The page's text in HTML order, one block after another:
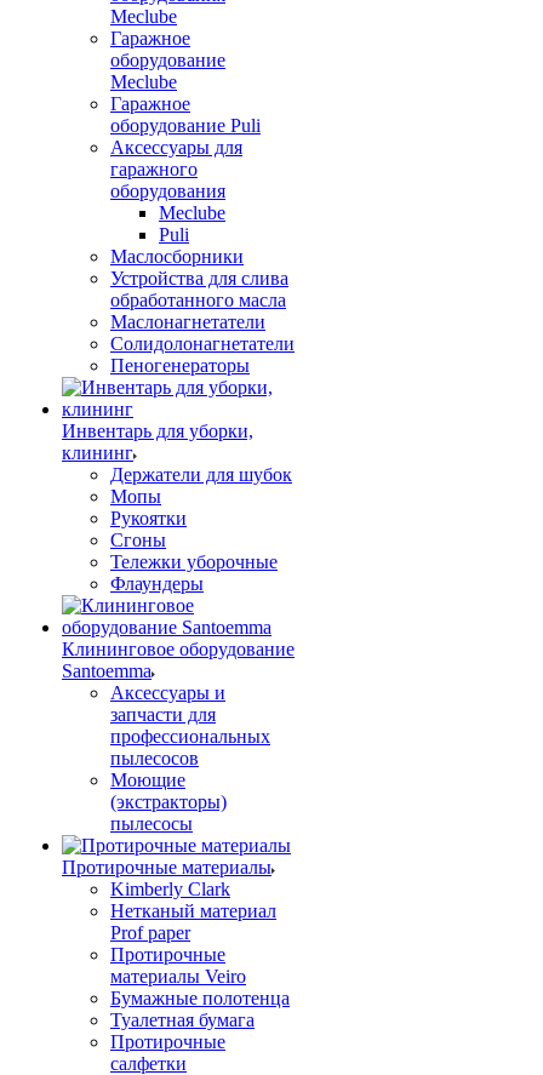
Meclube
Гаражное
оборудование
Meclube
Гаражное
оборудование Puli
Аксессуары для
гаражного
оборудования
Meclube
Puli
Маслосборники
Устройства для слива
обработанного масла
Маслонагнетатели
Солидолонагнетатели
Пеногенераторы
Инвентарь для уборки,
клининг
Держатели для шубок
Мопы
Рукоятки
Сгоны
Тележки уборочные
Флаундеры
Клининговое оборудование
Santoemma
Аксессуары и
запчасти для
профессиональных
пылесосов
Моющие
(экстракторы)
пылесосы
Протирочные материалы
Kimberly Clark
Нетканый материал
Prof paper
Протирочные
материалы Veiro
Бумажные полотенца
Туалетная бумага
Протирочные
салфетки